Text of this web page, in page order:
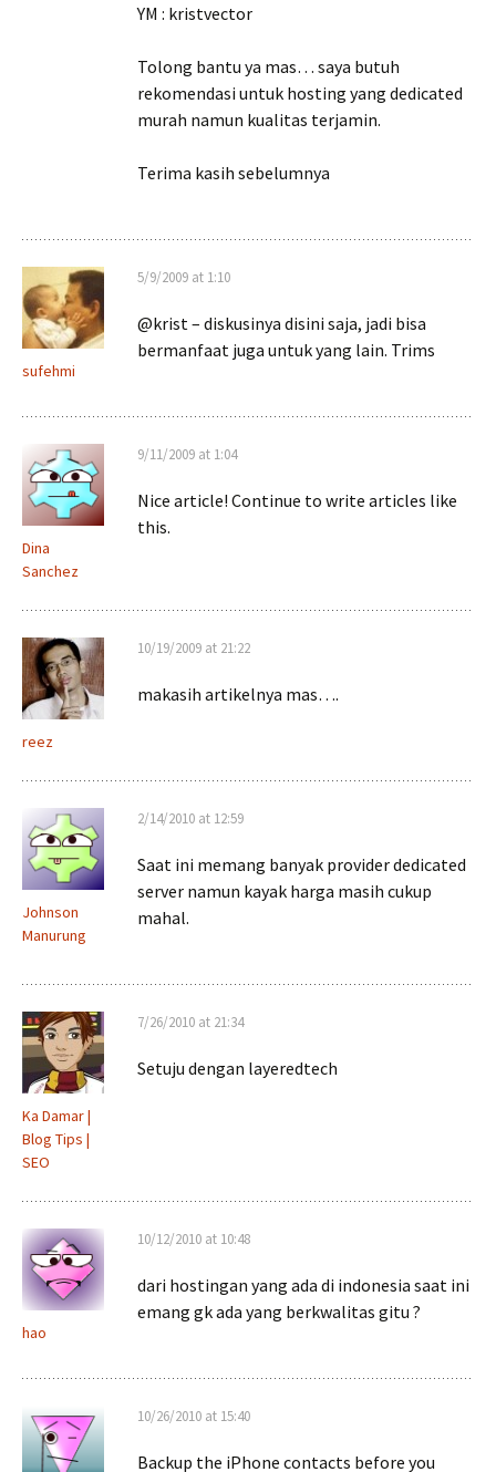
YM : kristvector
Tolong bantu ya mas… saya butuh
rekomendasi untuk hosting yang dedicated
murah namun kualitas terjamin.
Terima kasih sebelumnya
sufehmi
5/9/2009 at 1:10
@krist – diskusinya disini saja, jadi bisa
bermanfaat juga untuk yang lain. Trims
Dina
Sanchez
9/11/2009 at 1:04
Nice article! Continue to write articles like
this.
reez
10/19/2009 at 21:22
makasih artikelnya mas….
Johnson
Manurung
2/14/2010 at 12:59
Saat ini memang banyak provider dedicated
server namun kayak harga masih cukup
mahal.
Ka Damar |
Blog Tips |
SEO
7/26/2010 at 21:34
Setuju dengan layeredtech
hao
10/12/2010 at 10:48
dari hostingan yang ada di indonesia saat ini
emang gk ada yang berkwalitas gitu ?
10/26/2010 at 15:40
Backup the iPhone contacts before you